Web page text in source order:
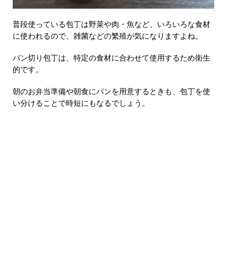
普段使っている包丁は野菜や肉・魚など、いろいろな食材
に使われるので、雑菌などの繁殖が気になりますよね。
パン切り包丁は、特定の食材に合わせて使用するため衛生
的です。
朝のお弁当準備や朝食にパンを用意するときも、包丁を使
い分けることで時短にもなるでしょう。